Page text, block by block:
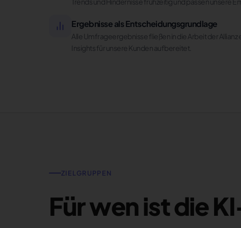
Ergebnisse als Entscheidungsgrundlage
Alle Umfrageergebnisse fließen in die Arbeit der Allianz
Insights für unsere Kunden aufbereitet.
ZIELGRUPPEN
Für wen ist die